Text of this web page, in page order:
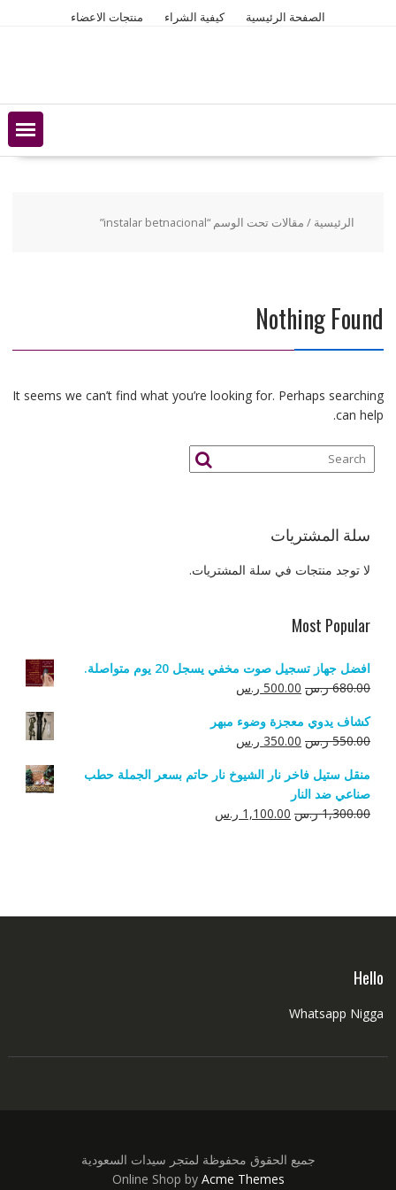
الصفحة الرئيسية كيفية الشراء منتجات الاعضاء
الرئيسية / مقالات تحت الوسم “instalar betnacional”
Nothing Found
It seems we can’t find what you’re looking for. Perhaps searching
can help.
سلة المشتريات
لا توجد منتجات في سلة المشتريات.
Most Popular
افضل جهاز تسجيل صوت مخفي يسجل 20 يوم متواصلة.
680.00 ر.س السعر
هو:
680.00 ر.س.
500.00 ر.سالسعر
هو:
500.00 ر.س.
كشاف يدوي معجزة وضوء مبهر
550.00 ر.س السعر
هو:
550.00 ر.س.
350.00 ر.سالسعر
هو:
منقل ستيل فاخر نار الشيوخ نار حاتم بسعر الجملة حطب
صناعي ضد النار
1,300.00 ر.س السعر
1,100.00 ر.سالسعر
Hello
Whatsapp Nigga
جميع الحقوق محفوظة لمتجر سيدات السعودية
Online Shop by Acme Themes